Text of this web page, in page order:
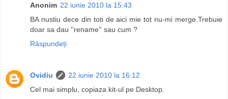
Anonim 22 iunie 2010 la 15:43
BA nustiu dece din toti de aici mie tot nu-mi merge.Trebuie
doar sa dau ''rename'' sau cum ?
Răspundeți
Ovidiu
22 iunie 2010 la 16:12
Cel mai simplu, copiaza kit-ul pe Desktop.